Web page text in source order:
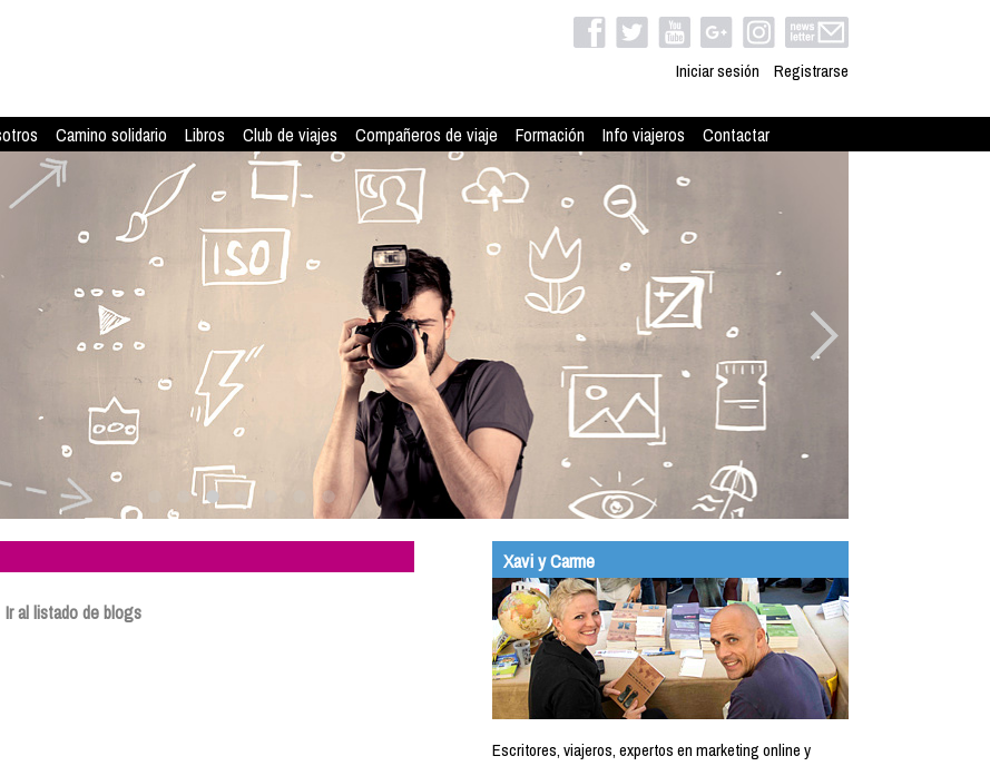
Iniciar sesión Registrarse
Camino solidario Libros Club de viajes Compañeros de viaje Formación Info viajeros Contactar
Ir al listado de blogs
Xavi y Carme
Escritores, viajeros, expertos en marketing online y